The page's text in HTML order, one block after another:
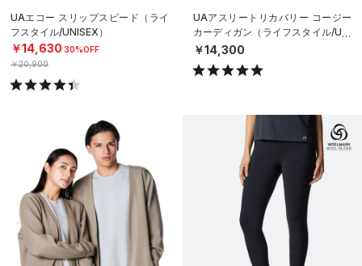
UAエコー スリップスピード（ライ
フスタイル/UNISEX）
￥14,630 30%OFF
￥20,900
UAアスリートリカバリー コージー
カーディガン（ライフスタイル/UNI
SEX）
￥14,300